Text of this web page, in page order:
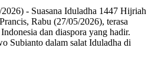
- Suasana Iduladha 1447 Hijriah
Rabu (27/05/2026), terasa
dan diaspora yang hadir.
Subianto dalam salat Iduladha di